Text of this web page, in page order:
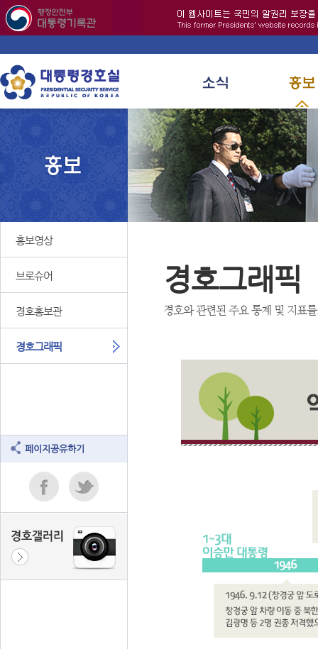
홍보영상
브로슈어
경호홍보관
경호그래픽
페이지공유하기
경호그래픽
경호와 관련된 주요 통계 및 지표